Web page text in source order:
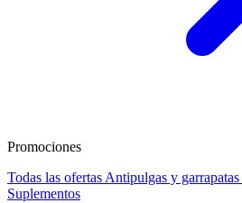
Promociones
Todas las ofertas Antipulgas y garrapatas
Suplementos